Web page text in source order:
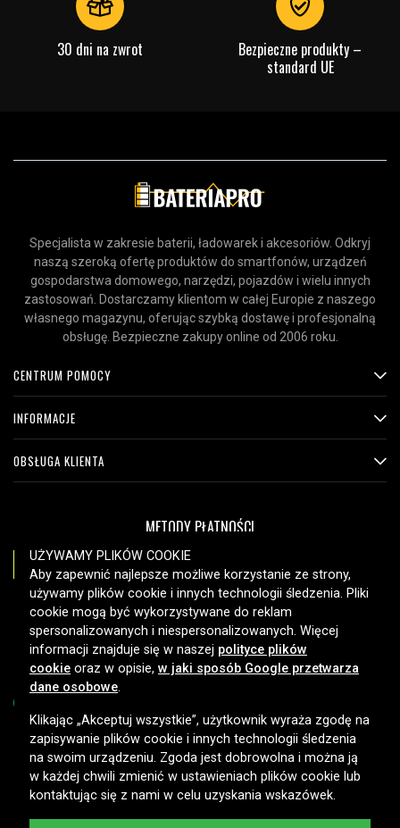
30 dni na zwrot
Bezpieczne produkty –
standard UE
Specjalista w zakresie baterii, ładowarek i akcesoriów. Odkryj
naszą szeroką ofertę produktów do smartfonów, urządzeń
gospodarstwa domowego, narzędzi, pojazdów i wielu innych
zastosowań. Dostarczamy klientom w całej Europie z naszego
własnego magazynu, oferując szybką dostawę i profesjonalną
obsługę. Bezpieczne zakupy online od 2006 roku.
CENTRUM POMOCY
INFORMACJE
OBSŁUGA KLIENTA
METODY PŁATNOŚCI
OPCJE DOSTAWY
Copyright © 2026, Spares Nordic AB
UŻYWAMY PLIKÓW COOKIE
Aby zapewnić najlepsze możliwe korzystanie ze strony,
używamy plików cookie i innych technologii śledzenia. Pliki
cookie mogą być wykorzystywane do reklam
spersonalizowanych i niespersonalizowanych. Więcej
informacji znajduje się w naszej polityce plików
cookie oraz w opisie, w jaki sposób Google przetwarza
dane osobowe.
Klikając „Akceptuj wszystkie”, użytkownik wyraża zgodę na
zapisywanie plików cookie i innych technologii śledzenia
na swoim urządzeniu. Zgoda jest dobrowolna i można ją
w każdej chwili zmienić w ustawieniach plików cookie lub
kontaktując się z nami w celu uzyskania wskazówek.